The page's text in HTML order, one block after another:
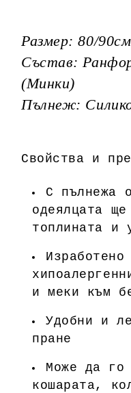
Размер: 80/
Състав:
(Минки)
Пълнеж:
Свойства и
С пълнежа
одеялцата
топлината и
и меки към
Удобни и
пране
Може да го
кошарата,